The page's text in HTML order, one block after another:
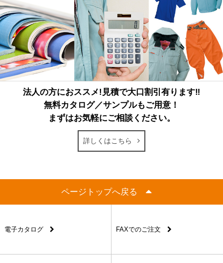
法人の方におススメ!見積で大口割引有ります‼
無料カタログ／サンプルもご用意！
まずはお気軽にご相談ください。
詳しくはこちら
ページトップへ戻る
電子カタログ FAXでのご注文